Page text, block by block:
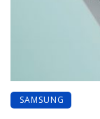
SAMSUNG